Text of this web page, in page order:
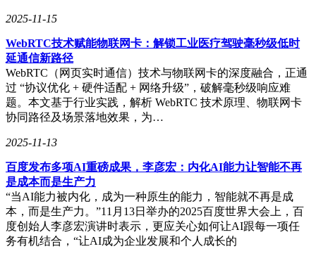
家。例如，金融和医疗行业对数据防泄漏和操作审计要求高，
因此启明星辰和绿盟这类在数据防护上有经验的厂家更受欢
迎。而政务和国企则更看重国产化率和运维支持，华为、天融
信和中兴等项目经验丰富，验收环节较为顺利。
实际上，影响等保申请的关键因素在于流程卡点。大型企业资
源多，流程有人跟进，但对于成长型公司，特别是首次申请等
保的企业来说，缺乏经验是最大的问题。他们不知道如何准备
在申请等保2.0整改时，与绿盟科技和启明星辰合作，项目资
料整理就耗费了一个月，最终仍需补交整改记录和风险分析。
这说明设备要靠谱，方案更要落地，流程需要有人跟进。否
则，即使设备厂家排名再高，没有全流程服务，等保也难以轻
松过关。
行业内普遍认为，选择等保设备和厂家时，首要考虑的是测评
通过率和服务能力，而非价格或排名。国标《信息安全技术
2025-11-15
WebRTC技术赋能物联网卡：解锁工业医疗驾驶毫秒级低时
延通信新路径
WebRTC（网页实时通信）技术与物联网卡的深度融合，正通
过 “协议优化 + 硬件适配 + 网络升级”，破解毫秒级响应难
题。本文基于行业实践，解析 WebRTC 技术原理、物联网卡
协同路径及场景落地效果，为…
2025-11-13
百度发布多项AI重磅成果，李彦宏：内化AI能力让智能不再
是成本而是生产力
“当AI能力被内化，成为一种原生的能力，智能就不再是成
本，而是生产力。”11月13日举办的2025百度世界大会上，百
度创始人李彦宏演讲时表示，更应关心如何让AI跟每一项任
务有机结合，“让AI成为企业发展和个人成长的